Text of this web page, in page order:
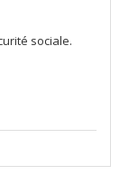
sociale.